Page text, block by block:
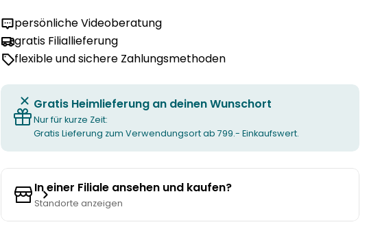
persönliche Videoberatung
gratis Filiallieferung
flexible und sichere Zahlungsmethoden
Gratis Heimlieferung an deinen Wunschort
Nur für kurze Zeit:
Gratis Lieferung zum Verwendungsort ab 799.- Einkaufswert.
In einer Filiale ansehen und kaufen?
Standorte anzeigen